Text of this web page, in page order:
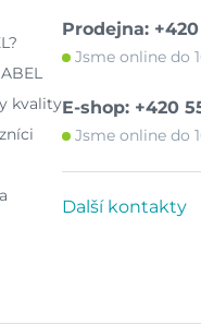
kvality
Prodejna:
Jsme online do
E-shop: +420
Jsme online do
Další kontakty